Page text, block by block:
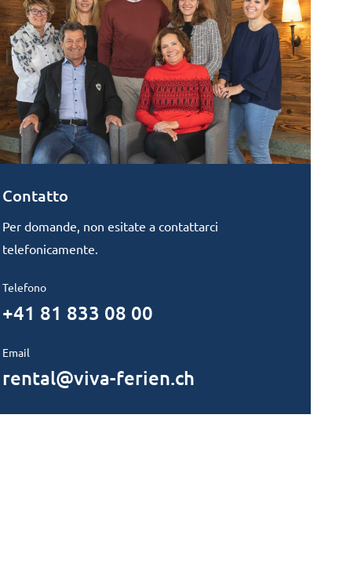
Contatto
Per domande, non esitate a contattarci
telefonicamente.
Telefono
+41 81 833 08 00
Email
rental@viva-ferien.ch